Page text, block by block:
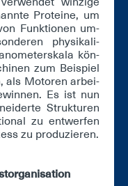
Pro­te­ine, um
Funk­tio­nen um­
phy­si­ka­li­
kön­
zum Bei­spiel
als Mo­to­ren ar­bei­
Es ist nun
Struk­tu­ren
zu ent­wer­fen
zu pro­du­zie­ren.